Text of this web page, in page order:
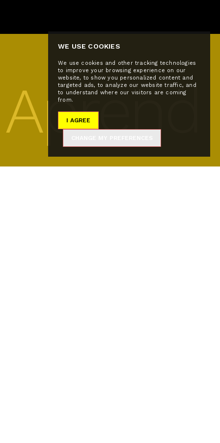
WE USE COOKIES
We use cookies and other tracking technologies
to improve your browsing experience on our
website, to show you personalized content and
targeted ads, to analyze our website traffic, and
to understand where our visitors are coming
from.
I AGREE
Aprend
er a